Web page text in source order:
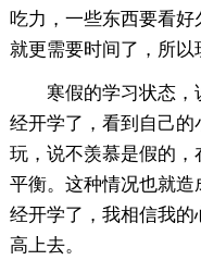
吃力，一些东西要看好
就更需要时间了，所以
寒假的学习状态，
经开学了，看到自己
玩，说不羡慕是假的
平衡。这种情况也就
经开学了，我相信我
高上去。